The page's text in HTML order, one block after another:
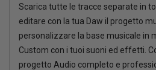
Scarica tutte le tracce separate in
editare con la tua Daw il progetto
personalizzare la base musicale in
Custom con i tuoi suoni ed effetti.
progetto Audio completo e